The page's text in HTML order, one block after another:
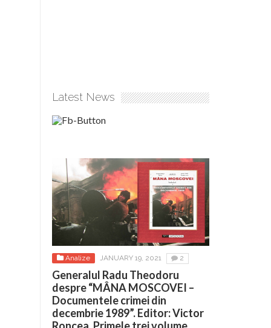
Latest News
Analize JANUARY 19, 2021 2
Generalul Radu Theodoru
despre “MÂNA MOSCOVEI –
Documentele crimei din
decembrie 1989”. Editor: Victor